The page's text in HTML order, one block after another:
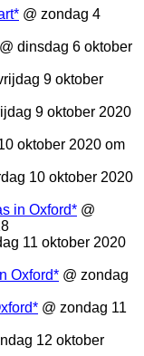
@ zondag 4
@ dinsdag 6 oktober
9 oktober
9 oktober 2020
oktober 2020 om
10 oktober 2020
in Oxford* @
11 oktober 2020
Oxford* @ zondag
@ zondag 11
12 oktober